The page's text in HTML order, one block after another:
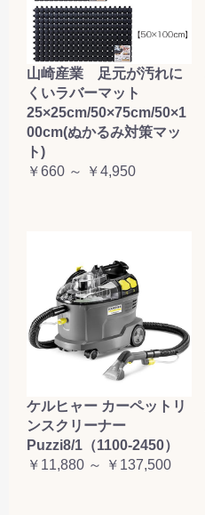
山崎産業 足元が汚れに
くいラバーマット
25×25cm/50×75cm/50×1
00cm(ぬかるみ対策マッ
ト)
￥660 ～ ￥4,950
ケルヒャー カーペットリ
ンスクリーナー
Puzzi8/1（1100-2450）
￥11,880 ～ ￥137,500